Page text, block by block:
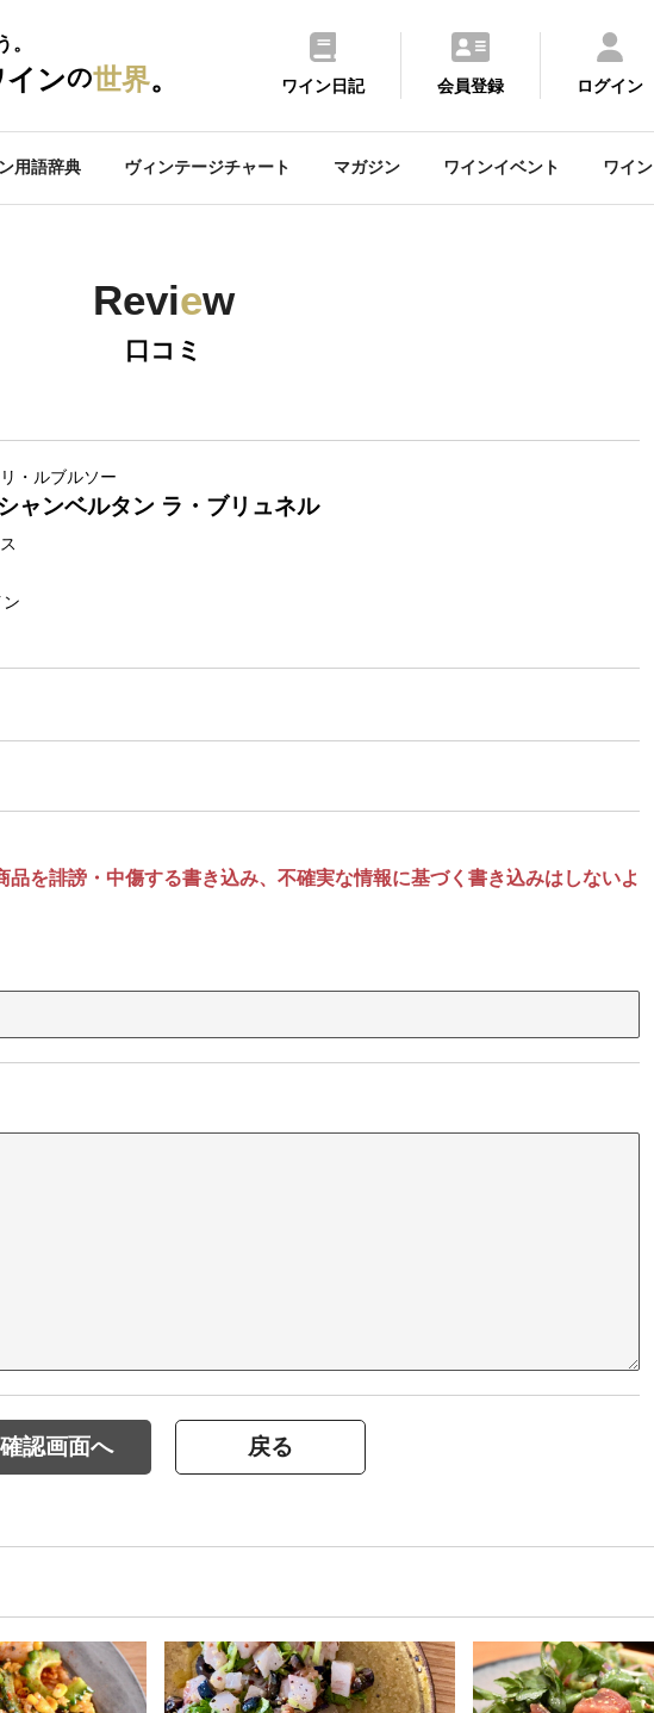
。
インの世界。 ワイン日記 会員登録 ログイン
用語辞典 ヴィンテージチャート マガジン ワインイベント ワイン
Review
口コミ
・ルブルソー
ャンベルタン ラ・ブリュネル
品を誹謗・中傷する書き込み、不確実な情報に基づく書き込みはしないよ
確認画面へ 戻る